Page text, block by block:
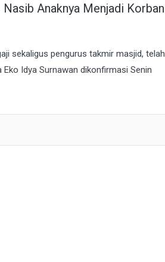
Anaknya Menjadi Korban
sekaligus pengurus takmir masjid, telah
Idya Surnawan dikonfirmasi Senin